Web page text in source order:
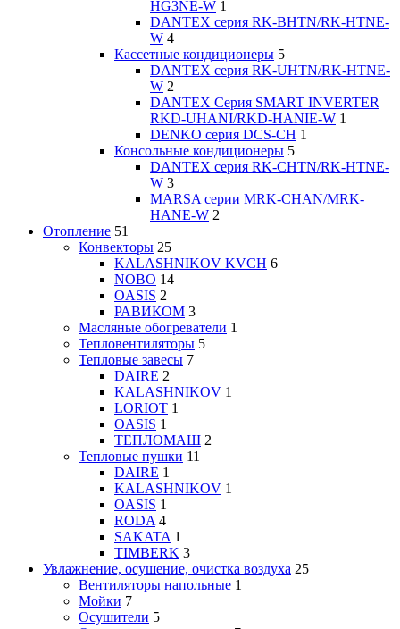
HG3NE-W 1
DANTEX cерия RK-BHTN/RK-HTNE-
W 4
Кассетные кондиционеры 5
DANTEX cерия RK-UHTN/RK-HTNE-
W 2
DANTEX Серия SMART INVERTER
RKD-UHANI/RKD-HANIE-W 1
DENKO серия DCS-CH 1
Консольные кондиционеры 5
DANTEX cерия RK-CHTN/RK-HTNE-
W 3
MARSA серии MRK-СHAN/MRK-
HANE-W 2
Отопление 51
Конвекторы 25
KALASHNIKOV KVCH 6
NOBO 14
OASIS 2
РАВИКОМ 3
Масляные обогреватели 1
Тепловентиляторы 5
Тепловые завесы 7
DAIRE 2
KALASHNIKOV 1
LORIOT 1
OASIS 1
ТЕПЛОМАШ 2
Тепловые пушки 11
DAIRE 1
KALASHNIKOV 1
OASIS 1
RODA 4
SAKATA 1
TIMBERK 3
Увлажнение, осушение, очистка воздуха 25
Вентиляторы напольные 1
Мойки 7
Осушители 5